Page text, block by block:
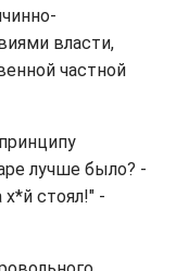
власти,
частной
лучше было? -
стоял!" -